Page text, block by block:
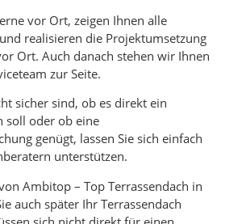
vor Ort, zeigen Ihnen alle
realisieren die Projektumsetzung
Ort. Auch danach stehen wir Ihnen
zur Seite.
sicher sind, ob es direkt ein
soll oder ob eine
genügt, lassen Sie sich einfach
unterstützen.
Ambitop – Top Terrassendach in
auch später Ihr Terrassendach